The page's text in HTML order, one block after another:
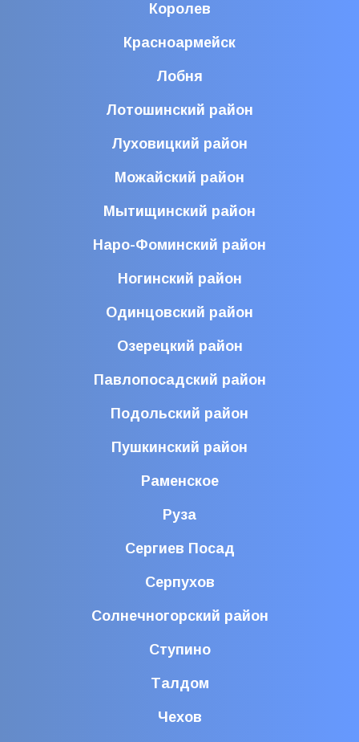
Королев
Красноармейск
Лобня
Лотошинский район
Луховицкий район
Можайский район
Мытищинский район
Наро-Фоминский район
Ногинский район
Одинцовский район
Озерецкий район
Павлопосадский район
Подольский район
Пушкинский район
Раменское
Руза
Сергиев Посад
Серпухов
Солнечногорский район
Ступино
Талдом
Чехов